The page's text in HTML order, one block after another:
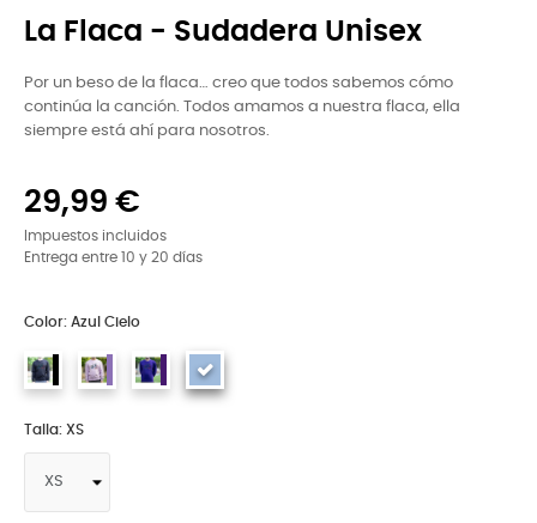
La Flaca - Sudadera Unisex
Por un beso de la flaca… creo que todos sabemos cómo
continúa la canción. Todos amamos a nuestra flaca, ella
siempre está ahí para nosotros.
29,99 €
Impuestos incluidos
Entrega entre 10 y 20 días
Color: Azul Cielo
Talla: XS